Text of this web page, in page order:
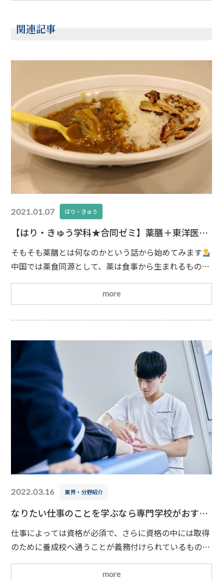
関連記事
2021.01.07 はり・きゅう
【はり・きゅう学科★合同ゼミ】薬膳＋東洋医学
＝カレー！？(前編)
そもそも薬膳とは何なのかという話から始めてみます
中国では薬食同源として、薬は食事から生まれるものと
いう考えがありました。最近では、身体に有効な食事を
すべて薬膳ということが多くなりましたが厳密には
用…栄養バランスの良い食事を心がけること
食養…美
肌や老化防止など、目的をもって食事をとること
食
る食事をとること
薬膳…生薬を加えた病気を治す
more
2022.03.16 業界・分野紹介
なりたい仕事のことを学ぶなら専門学校がおすす
めです！
仕事によっては資格が必須で、さらに資格の中には取得
のために養成校へ通うことが義務付けられているものも
ありますよね。例えば理学療法士や柔道整復師、鍼灸師
などがそうです。養成校には専門学校や大学、短大など
more